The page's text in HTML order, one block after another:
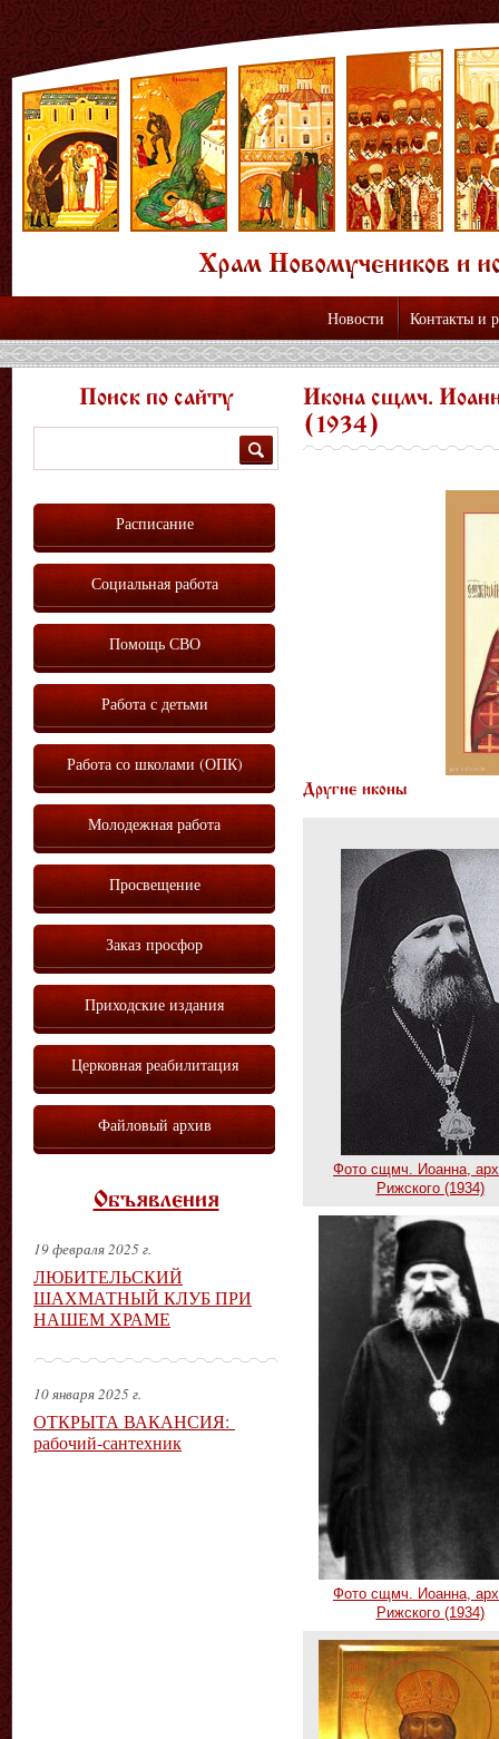
Новости Контакты и
Икона сщмч.
(1934)
Другие иконы
Фото сщмч. Иоанна,
Рижского (1934)
Фото сщмч. Иоанна,
Рижского (1934)
Поиск по сайту
Расписание
Социальная работа
Помощь СВО
Работа с детьми
Работа со школами (ОПК)
Молодежная работа
Просвещение
Заказ просфор
Приходские издания
Церковная реабилитация
Файловый архив
Объявления
19 февраля 2025 г.
ЛЮБИТЕЛЬСКИЙ
ШАХМАТНЫЙ КЛУБ ПРИ
НАШЕМ ХРАМЕ
10 января 2025 г.
ОТКРЫТА ВАКАНСИЯ:
рабочий-сантехник